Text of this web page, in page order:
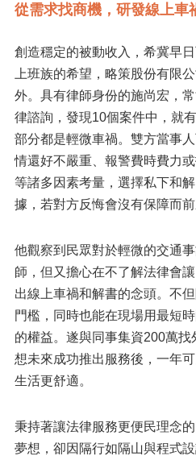
從需求找商機，研發線上車
創造穩定的被動收入，希冀早
上班族的希望，略策股份有限
外。具有律師身份的施尚宏，
律諮詢，發現10個案件中，就
部分都是輕微車禍。雙方當事
情還好不嚴重、報警費時費力
等諸多因素考量，選擇私下和
據，若對方反悔會沒有保障而前
他觀察到民眾對於輕微的交通
師，但又擔心在不了解法律會
出線上車禍和解書的念頭。不
門檻，同時也能在現場用最短
的權益。遂與同事集資200萬
想未來成功推出服務後，一年
生活更舒適。
秉持著讓法律服務更便民理念
夢想，卻因隔行如隔山與程式